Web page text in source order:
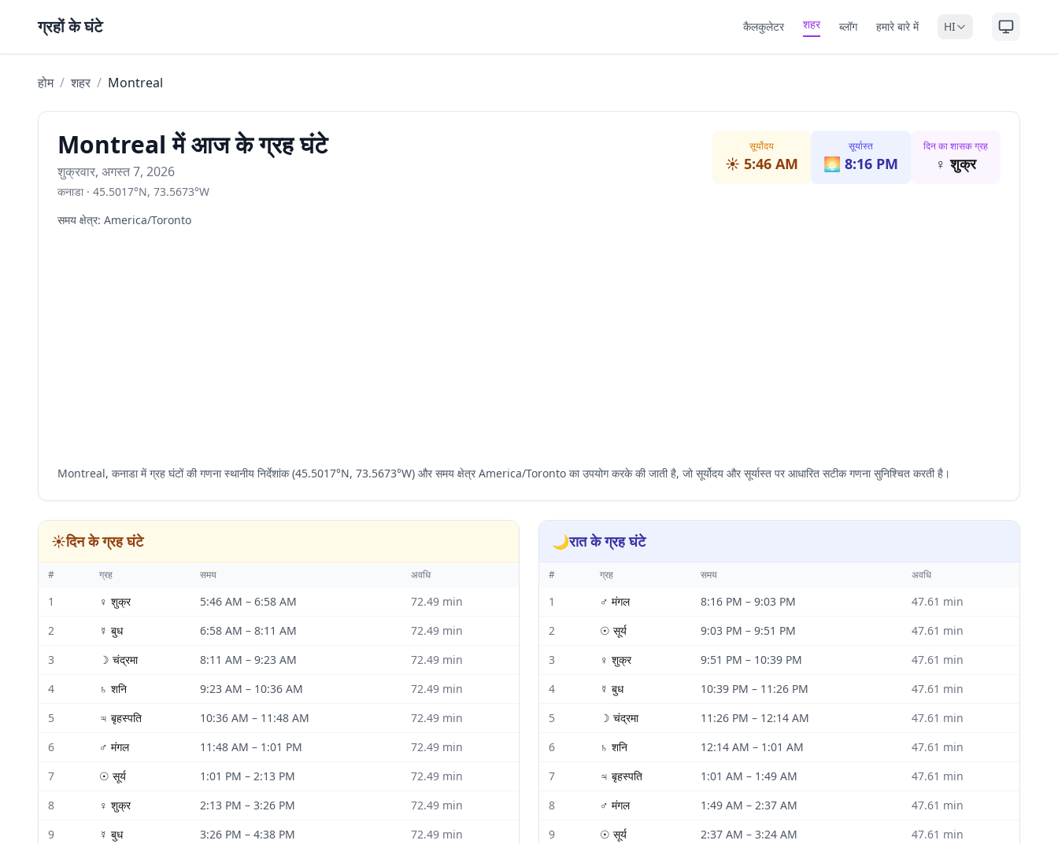
Skip to content
ग्रहों के घंटे कैलकुलेटर शहर ब्लॉग हमारे बारे में HI
होम / शहर / Montreal
Montreal में आज के ग्रह घंटे
शुक्रवार, अगस्त 7, 2026
कनाडा· 45.5017°N, 73.5673°W
सूर्योदय
☀️ 5:46 AM
सूर्यास्त
🌅 8:16 PM
दिन का शासक ग्रह
♀ शुक्र
समय क्षेत्र: America/Toronto
Montreal, कनाडा में ग्रह घंटों की गणना स्थानीय निर्देशांक (45.5017°N, 73.5673°W) और समय क्षेत्र America/Toronto का उपयोग करके की जाती है, जो सूर्योदय और सूर्यास्त पर आधारित सटीक गणना सुनिश्चित करती है।
☀️दिन के ग्रह घंटे
# ग्रह समय अवधि
1 ♀ शुक्र 5:46 AM – 6:58 AM 72.49 min
2
☿ बुध 6:58 AM – 8:11 AM 72.49 min
3
☽ चंद्रमा 8:11 AM – 9:23 AM 72.49 min
4
♄ शनि 9:23 AM – 10:36 AM 72.49 min
5
♃ बृहस्पति 10:36 AM – 11:48 AM 72.49 min
6
♂ मंगल 11:48 AM – 1:01 PM 72.49 min
7
☉ सूर्य 1:01 PM – 2:13 PM 72.49 min
8
♀ शुक्र 2:13 PM – 3:26 PM 72.49 min
9
☿ बुध 3:26 PM – 4:38 PM 72.49 min
🌙रात के ग्रह घंटे
# ग्रह समय अवधि
1 ♂ मंगल 8:16 PM – 9:03 PM 47.61 min
2
☉ सूर्य 9:03 PM – 9:51 PM 47.61 min
3
♀ शुक्र 9:51 PM – 10:39 PM 47.61 min
4
☿ बुध 10:39 PM – 11:26 PM 47.61 min
5
☽ चंद्रमा 11:26 PM – 12:14 AM 47.61 min
6
♄ शनि 12:14 AM – 1:01 AM 47.61 min
7
♃ बृहस्पति 1:01 AM – 1:49 AM 47.61 min
8
♂ मंगल 1:49 AM – 2:37 AM 47.61 min
9
☉ सूर्य 2:37 AM – 3:24 AM 47.61 min